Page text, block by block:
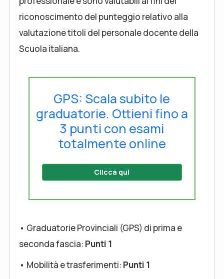
riconoscimento del punteggio relativo alla
valutazione titoli del personale docente della
Scuola italiana.
GPS: Scala subito le
graduatorie. Ottieni fino a
3 punti con esami
totalmente online
Clicca qui
• Graduatorie Provinciali (GPS) di prima e
seconda fascia: Punti 1
• Mobilità e trasferimenti: Punti 1